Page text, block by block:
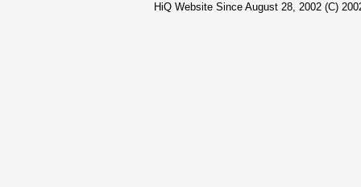
HiQ Website Since August 28, 2002 (C)